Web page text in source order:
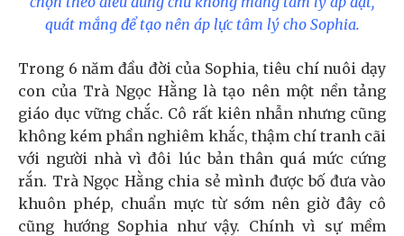
quát mắng để tạo nên áp lực tâm lý cho Sophia.
Trong 6 năm đầu đời của Sophia, tiêu chí nuôi dạy
con của Trà Ngọc Hằng là tạo nên một nền tảng
giáo dục vững chắc. Cô rất kiên nhẫn nhưng cũng
không kém phần nghiêm khắc, thậm chí tranh cãi
với người nhà vì đôi lúc bản thân quá mức cứng
rắn. Trà Ngọc Hằng chia sẻ mình được bố đưa vào
khuôn phép, chuẩn mực từ sớm nên giờ đây cô
cũng hướng Sophia như vậy. Chính vì sự mềm